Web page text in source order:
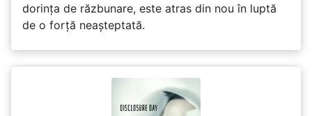
dorința de răzbunare, este atras din nou în luptă
de o forță neașteptată.